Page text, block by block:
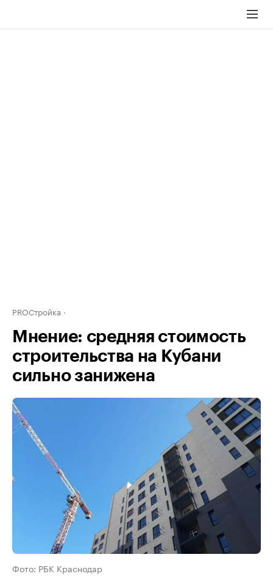
PROСтройка
Мнение: средняя стоимость
строительства на Кубани
сильно занижена
Фото: РБК Краснодар